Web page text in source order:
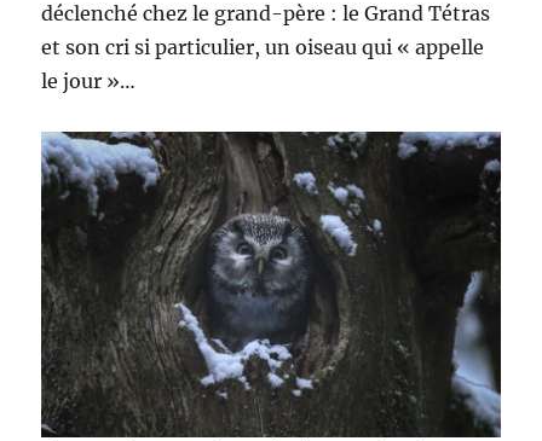
déclenché chez le grand-père : le Grand Tétras
et son cri si particulier, un oiseau qui « appelle
le jour »…